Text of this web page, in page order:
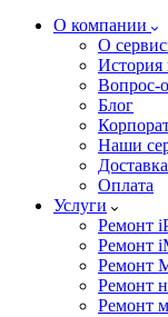
О компании
О
История
Вопрос-
Блог
Наши
Доставка
Оплата
Услуги
Ремонт
Ремонт
Ремонт
Ремонт
Ремонт